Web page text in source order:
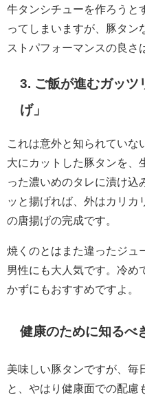
牛タンシチューを作ろうと
ってしまいますが、豚タン
ストパフォーマンスの良さ
3. ご飯が進むガッツ
げ」
これは意外と知られていな
大にカットした豚タンを、
った濃いめのタレに漬け込
ッと揚げれば、外はカリカ
の唐揚げの完成です。
焼くのとはまた違ったジュ
男性にも大人気です。冷め
かずにもおすすめですよ。
健康のために知るべ
美味しい豚タンですが、毎
と、やはり健康面での配慮